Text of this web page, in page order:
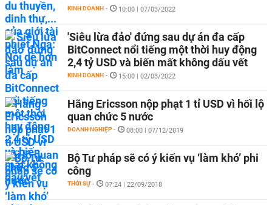
KINH DOANH - 10:00 | 07/03/2022
'Siêu lừa đảo' đứng sau dự án đa cấp
BitConnect nổi tiếng một thời huy động
2,4 tỷ USD và biến mất không dấu vết
KINH DOANH - 15:00 | 02/03/2022
Hãng Ericsson nộp phạt 1 tỉ USD vì hối lộ
quan chức 5 nước
DOANH NGHIỆP - 08:00 | 07/12/2019
Bộ Tư pháp sẽ có ý kiến vụ ‘làm khó’ phi
công
THỜI SỰ - 07:24 | 22/09/2018